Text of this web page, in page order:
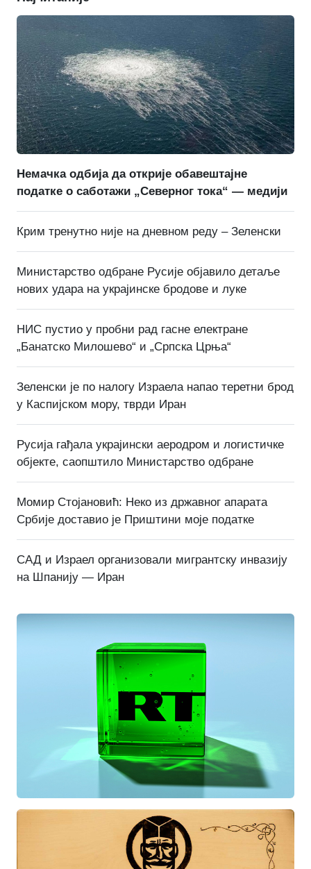
Немачка одбија да открије обавештајне
податке о саботажи „Северног тока“ — медији
Крим тренутно није на дневном реду – Зеленски
Министарство одбране Русије објавило детаље
нових удара на украјинске бродове и луке
НИС пустио у пробни рад гасне електране
„Банатско Милошево“ и „Српска Црња“
Зеленски је по налогу Израела напао теретни брод
у Каспијском мору, тврди Иран
Русија гађала украјински аеродром и логистичке
објекте, саопштило Министарство одбране
Момир Стојановић: Неко из државног апарата
Србије доставио је Приштини моје податке
САД и Израел организовали мигрантску инвазију
на Шпанију — Иран